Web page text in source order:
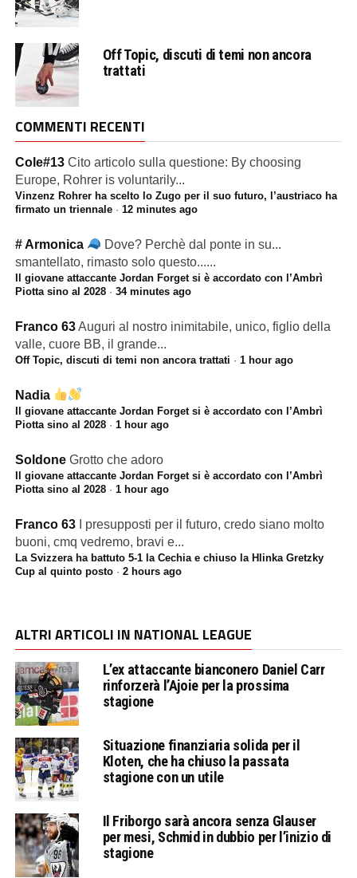
Off Topic, discuti di temi non ancora
trattati
COMMENTI RECENTI
Cole#13 Cito articolo sulla questione: By choosing
Europe, Rohrer is voluntarily...
Vinzenz Rohrer ha scelto lo Zugo per il suo futuro, l’austriaco ha
firmato un triennale· 12 minutes ago
# Armonica
Dove? Perchè dal ponte in su...
smantellato, rimasto solo questo......
Il giovane attaccante Jordan Forget si è accordato con l’Ambrì
Piotta sino al 2028· 34 minutes ago
Franco 63Auguri al nostro inimitabile, unico, figlio della
valle, cuore BB, il grande...
Off Topic, discuti di temi non ancora trattati · 1 hour ago
Nadia
Il giovane attaccante Jordan Forget si è accordato con l’Ambrì
Piotta sino al 2028· 1 hour ago
Soldone Grotto che adoro
Il giovane attaccante Jordan Forget si è accordato con l’Ambrì
Piotta sino al 2028· 1 hour ago
Franco 63
I presupposti per il futuro, credo siano molto
buoni, cmq vedremo, bravi e...
La Svizzera ha battuto 5-1 la Cechia e chiuso la Hlinka Gretzky
Cup al quinto posto· 2 hours ago
ALTRI ARTICOLI IN NATIONAL LEAGUE
L’ex attaccante bianconero Daniel Carr
rinforzerà l’Ajoie per la prossima
stagione
Situazione finanziaria solida per il
Kloten, che ha chiuso la passata
stagione con un utile
Il Friborgo sarà ancora senza Glauser
per mesi, Schmid in dubbio per l’inizio di
stagione